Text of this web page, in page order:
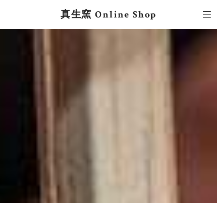
真生窯 Online Shop